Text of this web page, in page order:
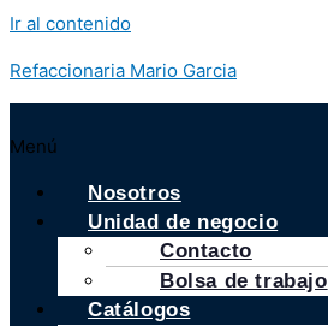
Ir al contenido
Refaccionaria Mario Garcia
Menú
Nosotros
Unidad de negocio
Contacto
Bolsa de trabajo
Catálogos